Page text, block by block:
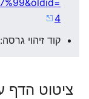
4
קוד זיהוי גרסה: 4
ציטוט הדף